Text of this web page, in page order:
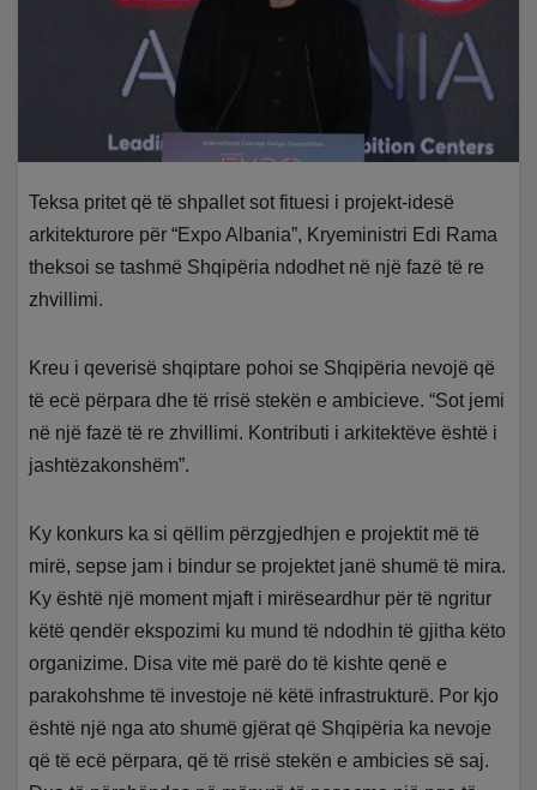
Teksa pritet që të shpallet sot fituesi i projekt-idesë
arkitekturore për “Expo Albania”, Kryeministri Edi Rama
theksoi se tashmë Shqipëria ndodhet në një fazë të re
zhvillimi.
Kreu i qeverisë shqiptare pohoi se Shqipëria nevojë që
të ecë përpara dhe të rrisë stekën e ambicieve.“Sot jemi
në një fazë të re zhvillimi. Kontributi i arkitektëve është i
jashtëzakonshëm”.
Ky konkurs ka si qëllim përzgjedhjen e projektit më të
mirë, sepse jam i bindur se projektet janë shumë të mira.
Ky është një moment mjaft i mirëseardhur për të ngritur
këtë qendër ekspozimi ku mund të ndodhin të gjitha këto
organizime. Disa vite më parë do të kishte qenë e
parakohshme të investoje në këtë infrastrukturë. Por kjo
është një nga ato shumë gjërat që Shqipëria ka nevoje
që të ecë përpara, që të rrisë stekën e ambicies së saj.